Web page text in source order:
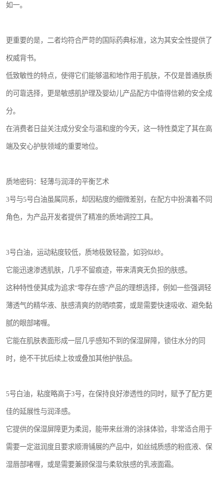
如一。
更重要的是，二者均符合严苛的国际药典标准，这为其安全性提供了
权威背书。
低致敏性的特点，使得它们能够温和地作用于肌肤，不仅是普通肤质
的可靠选择，更是敏感肌护理及婴幼儿产品配方中值得信赖的安全成
分。
在消费者日益关注成分安全与温和度的今天，这一特性奠定了其在高
端及安心护肤领域的重要地位。
质地密码：轻薄与润泽的平衡艺术
3号与5号白油虽属同系，却因粘度的细微差别，在配方中扮演着不同
角色，为产品开发者提供了精准的质地调控工具。
3号白油，运动粘度较低，质地极致轻盈，如羽似纱。
它能迅速渗透肌肤，几乎不留痕迹，带来清爽无负担的肤感。
这种特性使其成为追求“零存在感”产品的理想选择，例如一些强调轻
薄透气的精华液、肤感清爽的防晒喷雾，或是需要快速吸收、避免黏
腻的眼部啫喱。
它能在肌肤表面形成一层几乎感知不到的保湿屏障，锁住水分的同
时，绝不干扰后续上妆或叠加其他护肤品。
5号白油，粘度略高于3号，在保持良好渗透性的同时，赋予了配方更
佳的延展性与润泽感。
它提供的保湿屏障更为柔润，能带来丝滑的涂抹体验，非常适合用于
需要一定滋润度且要求顺滑铺展的产品中，如丝绒质感的粉底液、保
湿唇部啫喱，或是需要兼顾保湿与柔软肤感的乳液面霜。